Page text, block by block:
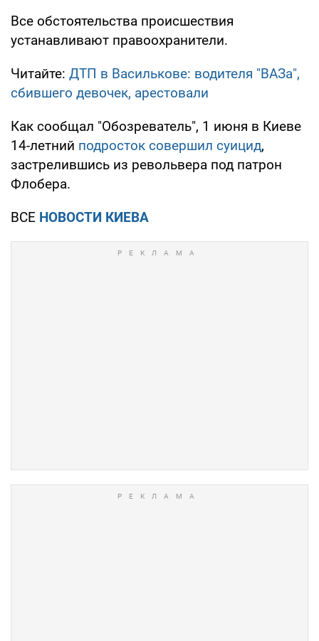
Все обстоятельства происшествия
устанавливают правоохранители.
Читайте: ДТП в Василькове: водителя "ВАЗа",
сбившего девочек, арестовали
Как сообщал "Обозреватель", 1 июня в Киеве
14-летний подросток совершил суицид,
застрелившись из револьвера под патрон
Флобера.
ВСЕ НОВОСТИ КИЕВА